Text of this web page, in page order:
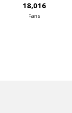
18,016
Fans